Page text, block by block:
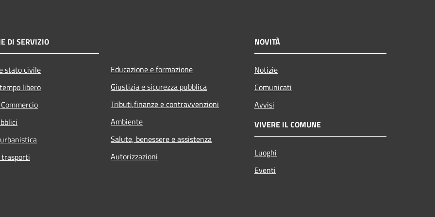
DI SERVIZIO
stato civile
libero
Educazione e formazione
Giustizia e sicurezza pubblica
Tributi,finanze e contravvenzioni
Ambiente
Salute, benessere e assistenza
Autorizzazioni
NOVITÀ
Notizie
Comunicati
Avvisi
VIVERE IL COMUNE
Luoghi
Eventi